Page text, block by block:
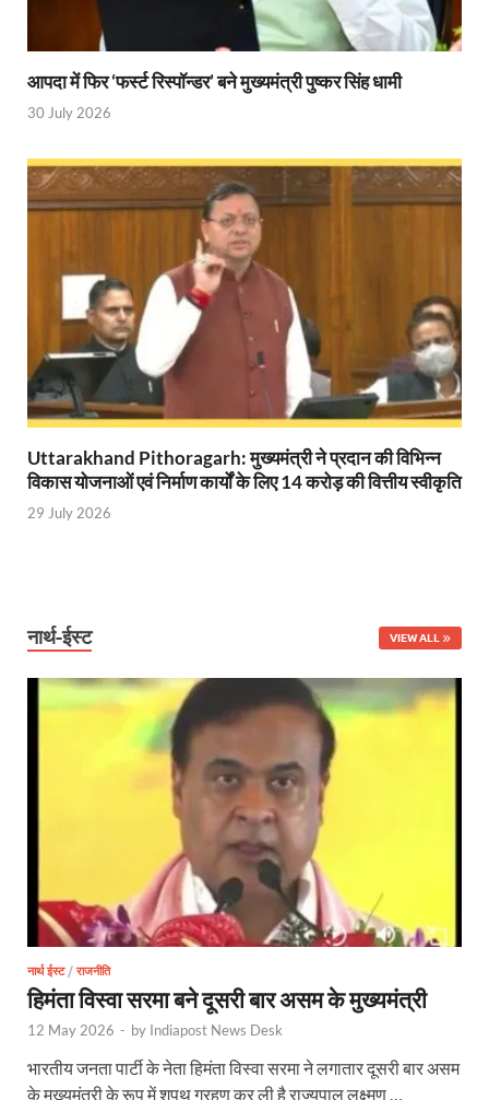
Gram Panchayat Adhar: ग्राम पंचायतों में भी बनेगा
Uttarakhand Young Leaders Dialogue: विकसित
Demand for Review of FRK Policy: ऍफ़आरके नीति
CM Dhami Meeting With Nitin Gadkari: बैठक में
Kalyan Singh Jayanti: अपने नाम को उत्तर प्रदेश के
Kashi Volleyball Mahakumbh: काशी में होगा
National Highway Project: मुख्यमंत्री राज्य की
Vande Bharat Sleeper Train: वंदे भारत स्लीपर ट्रेन
Khelo India Tribes Games: देश में पहली बार हो रहे
CM Yogi Review Meeting: राजस्व के सभी मामलों का
छत्तीसगढ़ को मिला खेलो इंडिया ट्राइबल गेम्स, 14 फरवरी
Bullet Train Date: बुलेट ट्रेन की आ गई तारीख कब
UP Tourism: योगी सरकार के प्रयास से सनातन का
Indian Railway Network: 2026 के लिए मंच तैयार
Severe cold wave: यूपी में 12वीं तक के सभी स्कूल 1
Ghoda Library Nainital: CM पुष्कर सिंह धामी ने घोड़ा
Millets Organic Food Start UP : सीएम योगी की
Kuldeep Singh Sengar: CJI की अध्यक्षता वाली बेंच
Jan-Jan Ki Sarkar: धामी मॉडल ने शासन को जनता के
Ankita Bhandari Case: अंकिता भंडारी केस से संबंधित
आपदा में फिर ‘फर्स्ट रिस्पॉन्डर’ बने मुख्यमंत्री पुष्कर सिंह धामी
30 July 2026
Uttarakhand Pithoragarh: मुख्यमंत्री ने प्रदान की विभिन्न
विकास योजनाओं एवं निर्माण कार्यों के लिए 14 करोड़ की वित्तीय स्वीकृति
29 July 2026
नार्थ-ईस्ट VIEW ALL
नार्थ ईस्ट/ राजनीति
हिमंता विस्वा सरमा बने दूसरी बार असम के मुख्यमंत्री
12 May 2026 - by Indiapost News Desk
भारतीय जनता पार्टी के नेता हिमंता विस्वा सरमा ने लगातार दूसरी बार असम
के मुख्यमंत्री के रूप में शपथ ग्रहण कर ली है राज्यपाल लक्ष्मण …